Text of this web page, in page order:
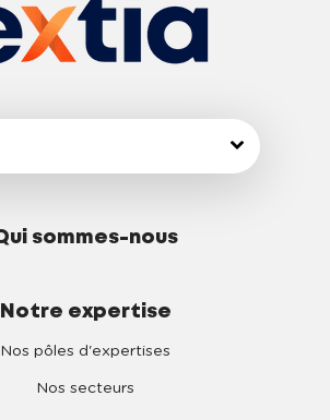
sommes-nous
Notre expertise
Nos pôles d'expertises
Nos secteurs